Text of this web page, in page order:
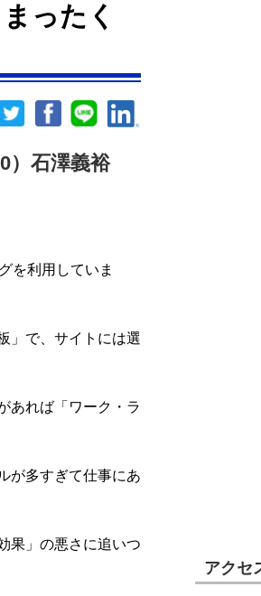
ったく
）石澤義裕
を利用していま
」で、サイトには選
あれば「ワーク・ラ
が多すぎて仕事にあ
果」の悪さに追いつ
アクセ